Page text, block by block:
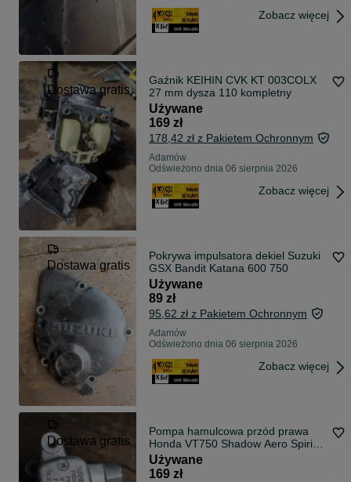
Zobacz więcej
Dostawa gratis
Gaźnik KEIHIN CVK KT 003COLX
27 mm dysza 110 kompletny
Używane
169 zł
178,42 zł z Pakietem Ochronnym
Adamów
Odświeżono dnia 06 sierpnia 2026
Zobacz więcej
Dostawa gratis
Pokrywa impulsatora dekiel Suzuki
GSX Bandit Katana 600 750
Używane
89 zł
95,62 zł z Pakietem Ochronnym
Adamów
Odświeżono dnia 06 sierpnia 2026
Zobacz więcej
Dostawa gratis
Pompa hamulcowa przód prawa
Honda VT750 Shadow Aero Spirit
OEM
Używane
169 zł